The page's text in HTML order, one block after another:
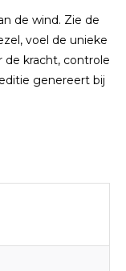
de wind. Zie de
voel de unieke
de kracht, controle
genereert bij